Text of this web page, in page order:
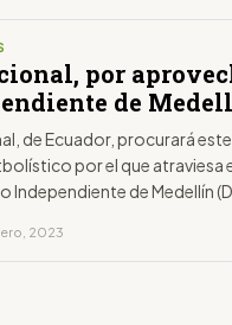
por
de
de Ecuador, procurará
por el que atraviesa
Independiente de Medellín
2023